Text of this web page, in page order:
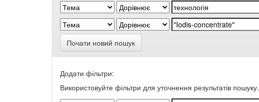
Почати новий пошук
Додати фільтри:
Використовуйте фільтри для уточнення результатів пошуку.